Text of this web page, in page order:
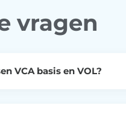
vragen
VCA basis en VOL?